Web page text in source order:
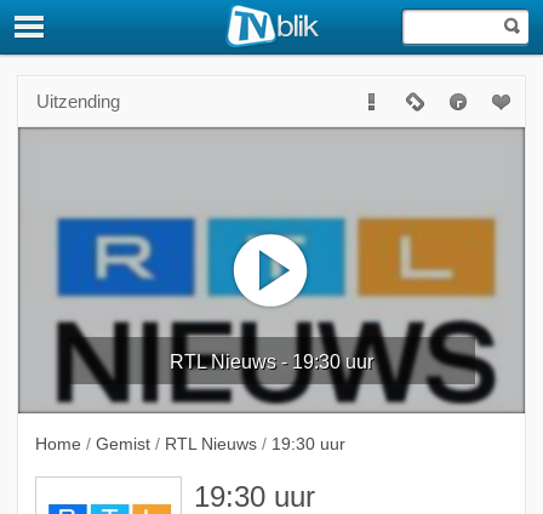
Uitzending
RTL Nieuws - 19:30 uur
Home / Gemist / RTL Nieuws / 19:30 uur
19:30 uur